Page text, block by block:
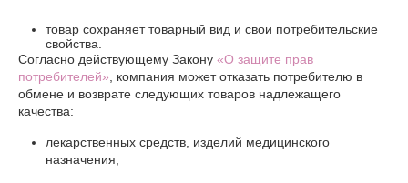
товар сохраняет товарный вид и свои потребительские
свойства.
Согласно действующему Закону «О защите прав
потребителей» , компания может отказать потребителю в
обмене и возврате следующих товаров надлежащего
качества:
лекарственных средств, изделий медицинского
назначения;